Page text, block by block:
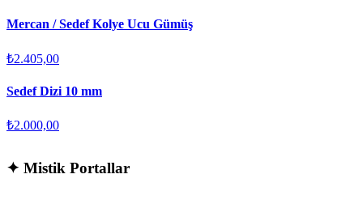
Mercan / Sedef Kolye Ucu Gümüş
₺2.405,00
Sedef Dizi 10 mm
₺2.000,00
✦ Mistik Portallar